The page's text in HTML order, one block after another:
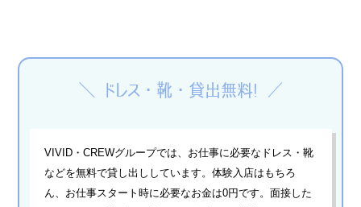
＼ ドレス・靴・貸出無料! ／
VIVID・CREWグループでは、お仕事に必要なドレス・靴
などを無料で貸し出ししています。体験入店はもちろ
ん、お仕事スタート時に必要なお金は0円です。面接した